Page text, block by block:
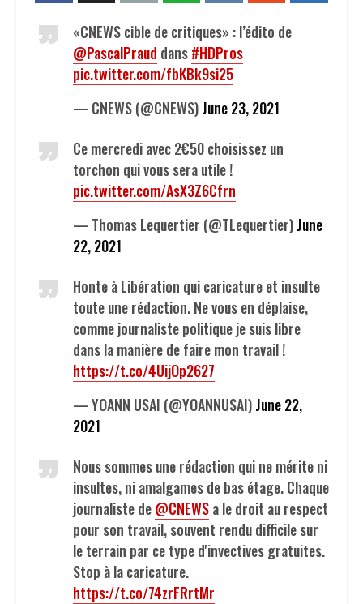
«CNEWS cible de critiques» : l’édito de
@PascalPraud dans#HDPros
pic.twitter.com/fbKBk9si25
— CNEWS (@CNEWS)June 23, 2021
Ce mercredi avec 2€50 choisissez un
torchon qui vous sera utile !
pic.twitter.com/AsX3Z6Cfrn
— Thomas Lequertier (@TLequertier)June
22, 2021
Honte à Libération qui caricature et insulte
toute une rédaction. Ne vous en déplaise,
comme journaliste politique je suis libre
dans la manière de faire mon travail !
https://t.co/4UijOp2627
— YOANN USAI (@YOANNUSAI)June 22,
2021
Nous sommes une rédaction qui ne mérite ni
insultes, ni amalgames de bas étage. Chaque
journaliste de@CNEWSa le droit au respect
pour son travail, souvent rendu difficile sur
le terrain par ce type d'invectives gratuites.
Stop à la caricature.
https://t.co/74zrFRrtMr